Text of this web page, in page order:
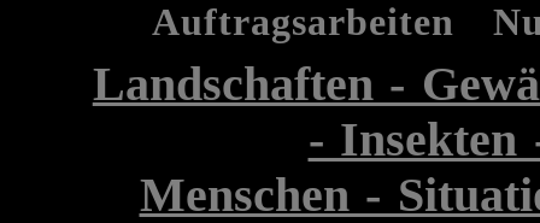
Auftragsarbeiten
Landschaften -
- Insekten
Menschen -